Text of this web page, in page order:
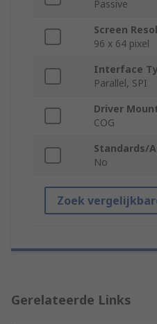
Passive
Screen
96 x 64 pixel
Interface
Parallel, SPI
Driver
COG
Standards/
No
Zoek
Gerelateerde Links